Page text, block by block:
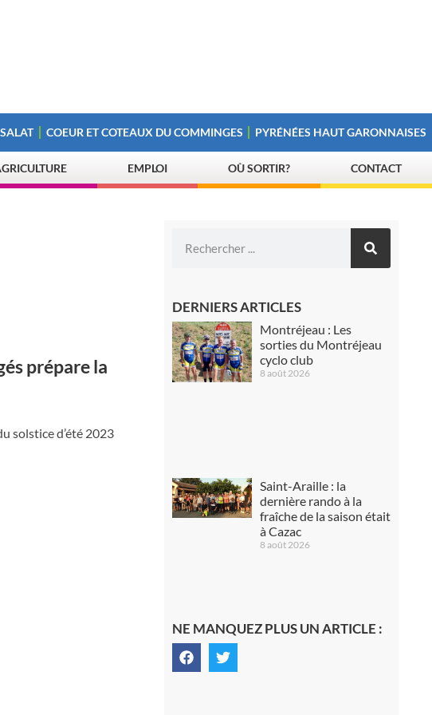
COEUR ET COTEAUX DU COMMINGES PYRÉNÉES HAUT GARONNAISES
EMPLOI OÙ SORTIR? CONTACT
prépare la
solstice d’été 2023
DERNIERS ARTICLES
Montréjeau : Les
sorties du Montréjeau
cyclo club
8 août 2026
Saint-Araille : la
dernière rando à la
fraîche de la saison était
à Cazac
8 août 2026
NE MANQUEZ PLUS UN ARTICLE :